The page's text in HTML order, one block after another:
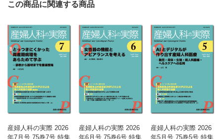
この商品に関連する商品
産婦人科の実際 2026
年7月号 75巻7号 特集
産婦人科の実際 2026
年6月号 75巻6号 特集
産婦人科の実際 2026
年5月号 75巻5号 特集